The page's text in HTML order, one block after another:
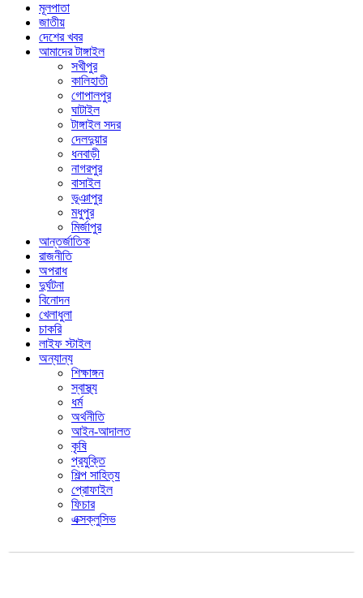
মূলপাতা
জাতীয়
দেশের খবর
আমাদের টাঙ্গাইল
সখীপুর
কালিহাতী
গোপালপুর
ঘাটাইল
টাঙ্গাইল সদর
দেলদুয়ার
ধনবাড়ী
নাগরপুর
বাসাইল
ভূঞাপুর
মধুপুর
মির্জাপুর
আন্তর্জাতিক
রাজনীতি
অপরাধ
দুর্ঘটনা
বিনোদন
খেলাধুলা
চাকরি
লাইফ স্টাইল
অন্যান্য
শিক্ষাঙ্গন
স্বাস্থ্য
ধর্ম
অর্থনীতি
আইন-আদালত
কৃষি
প্রযুক্তি
শিল্প সাহিত্য
প্রোফাইল
ফিচার
এক্সক্লুসিভ